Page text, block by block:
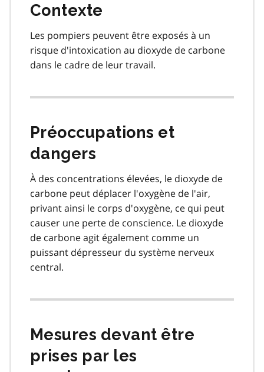
Contexte
Les pompiers peuvent être exposés à un
risque d'intoxication au dioxyde de carbone
dans le cadre de leur travail.
Préoccupations et
dangers
À des concentrations élevées, le dioxyde de
carbone peut déplacer l'oxygène de l'air,
privant ainsi le corps d'oxygène, ce qui peut
causer une perte de conscience. Le dioxyde
de carbone agit également comme un
puissant dépresseur du système nerveux
central.
Mesures devant être
prises par les